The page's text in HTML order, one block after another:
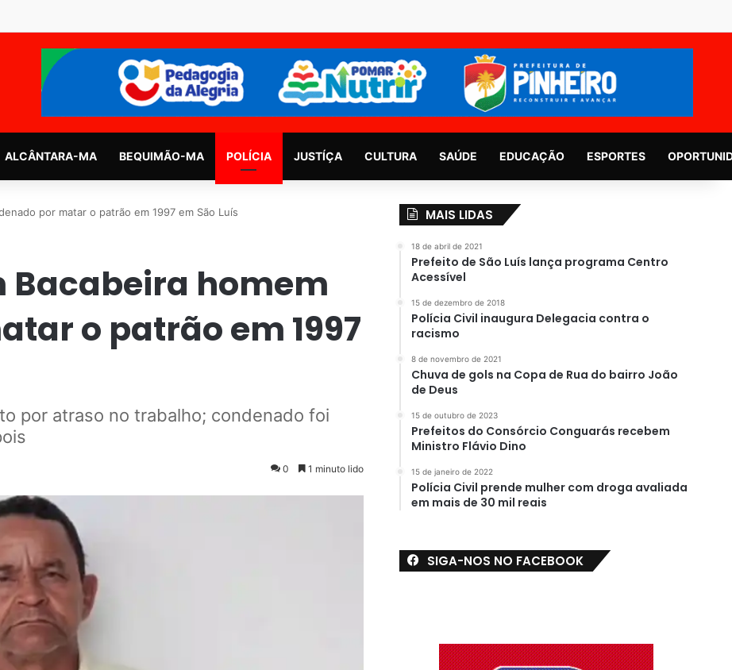
ALCÂNTARA-MA BEQUIMÃO-MA POLÍCIA JUSTÍÇA CULTURA SAÚDE EDUCAÇÃO ESPORTES
por matar o patrão em 1997 em São Luís
Bacabeira homem
o patrão em 1997
por atraso no trabalho; condenado foi
0 1 minuto lido
MAIS LIDAS
18 de abril de 2021
Prefeito de São Luís lança programa Centro
Acessível
15 de dezembro de 2018
Polícia Civil inaugura Delegacia contra o
racismo
8 de novembro de 2021
Chuva de gols na Copa de Rua do bairro João
de Deus
15 de outubro de 2023
Prefeitos do Consórcio Conguarás recebem
Ministro Flávio Dino
15 de janeiro de 2022
Polícia Civil prende mulher com droga avaliada
em mais de 30 mil reais
SIGA-NOS NO FACEBOOK